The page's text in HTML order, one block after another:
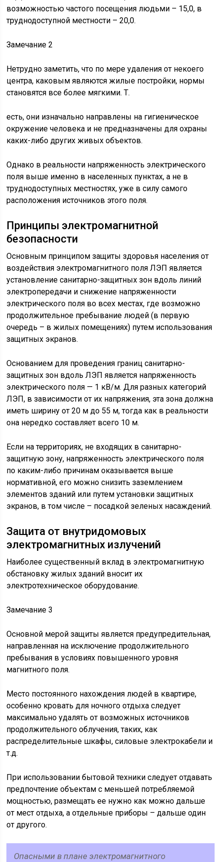
возможностью частого посещения людьми – 15,0, в
труднодоступной местности – 20,0.
Замечание 2
Нетрудно заметить, что по мере удаления от некоего
центра, каковым являются жилые постройки, нормы
становятся все более мягкими. Т.
есть, они изначально направлены на гигиеническое
окружение человека и не предназначены для охраны
каких-либо других живых объектов.
Однако в реальности напряженность электрического
поля выше именно в населенных пунктах, а не в
труднодоступных местностях, уже в силу самого
расположения источников этого поля.
Принципы электромагнитной
безопасности
Основным принципом защиты здоровья населения от
воздействия электромагнитного поля ЛЭП является
установление санитарно-защитных зон вдоль линий
электропередачи и снижение напряженности
электрического поля во всех местах, где возможно
продолжительное пребывание людей (в первую
очередь – в жилых помещениях) путем использования
защитных экранов.
Основанием для проведения границ санитарно-
защитных зон вдоль ЛЭП является напряженность
электрического поля — 1 кВ/м. Для разных категорий
ЛЭП, в зависимости от их напряжения, эта зона должна
иметь ширину от 20 м до 55 м, тогда как в реальности
она нередко составляет всего 10 м.
Если на территориях, не входящих в санитарно-
защитную зону, напряженность электрического поля
по каким-либо причинам оказывается выше
нормативной, его можно снизить заземлением
элементов зданий или путем установки защитных
экранов, в том числе – посадкой зеленых насаждений.
Защита от внутридомовых
электромагнитных излучений
Наиболее существенный вклад в электромагнитную
обстановку жилых зданий вносит их
электротехническое оборудование.
Замечание 3
Основной мерой защиты является предупредительная,
направленная на исключение продолжительного
пребывания в условиях повышенного уровня
магнитного поля.
Место постоянного нахождения людей в квартире,
особенно кровать для ночного отдыха следует
максимально удалять от возможных источников
продолжительного облучения, таких, как
распределительные шкафы, силовые электрокабели и
т.д.
При использовании бытовой техники следует отдавать
предпочтение объектам с меньшей потребляемой
мощностью, размещать ее нужно как можно дальше
от мест отдыха, а отдельные приборы – дальше один
от другого.
Опасными в плане электромагнитного